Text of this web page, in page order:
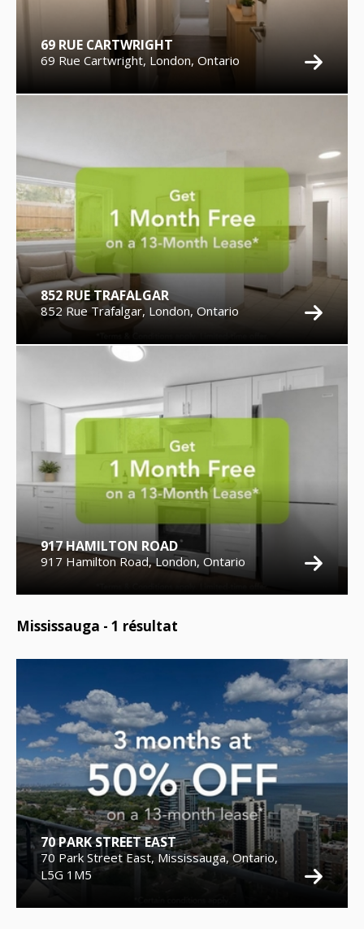
69 RUE CARTWRIGHT
69 Rue Cartwright, London, Ontario
852 RUE TRAFALGAR
852 Rue Trafalgar, London, Ontario
917 HAMILTON ROAD
917 Hamilton Road, London, Ontario
Mississauga - 1 résultat
70 PARK STREET EAST
70 Park Street East, Mississauga, Ontario,
L5G 1M5